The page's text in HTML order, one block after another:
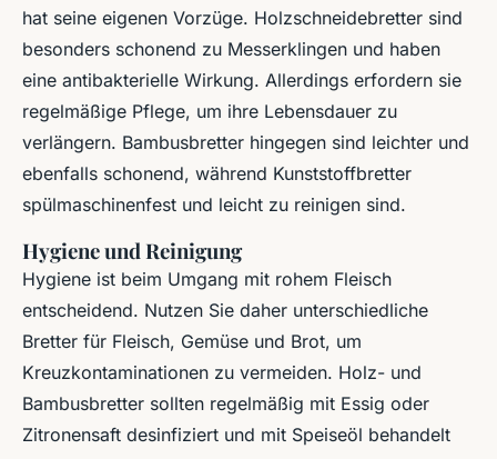
hat seine eigenen Vorzüge. Holzschneidebretter sind
besonders schonend zu Messerklingen und haben
eine antibakterielle Wirkung. Allerdings erfordern sie
regelmäßige Pflege, um ihre Lebensdauer zu
verlängern. Bambusbretter hingegen sind leichter und
ebenfalls schonend, während Kunststoffbretter
spülmaschinenfest und leicht zu reinigen sind.
Hygiene und Reinigung
Hygiene ist beim Umgang mit rohem Fleisch
entscheidend. Nutzen Sie daher unterschiedliche
Bretter für Fleisch, Gemüse und Brot, um
Kreuzkontaminationen zu vermeiden. Holz- und
Bambusbretter sollten regelmäßig mit Essig oder
Zitronensaft desinfiziert und mit Speiseöl behandelt